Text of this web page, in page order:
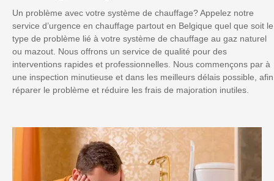
Un problème avec votre système de chauffage? Appelez notre
service d’urgence en chauffage partout en Belgique quel que soit le
type de problème lié à votre système de chauffage au gaz naturel
ou mazout. Nous offrons un service de qualité pour des
interventions rapides et professionnelles. Nous commençons par à
une inspection minutieuse et dans les meilleurs délais possible, afin
réparer le problème et réduire les frais de majoration inutiles.